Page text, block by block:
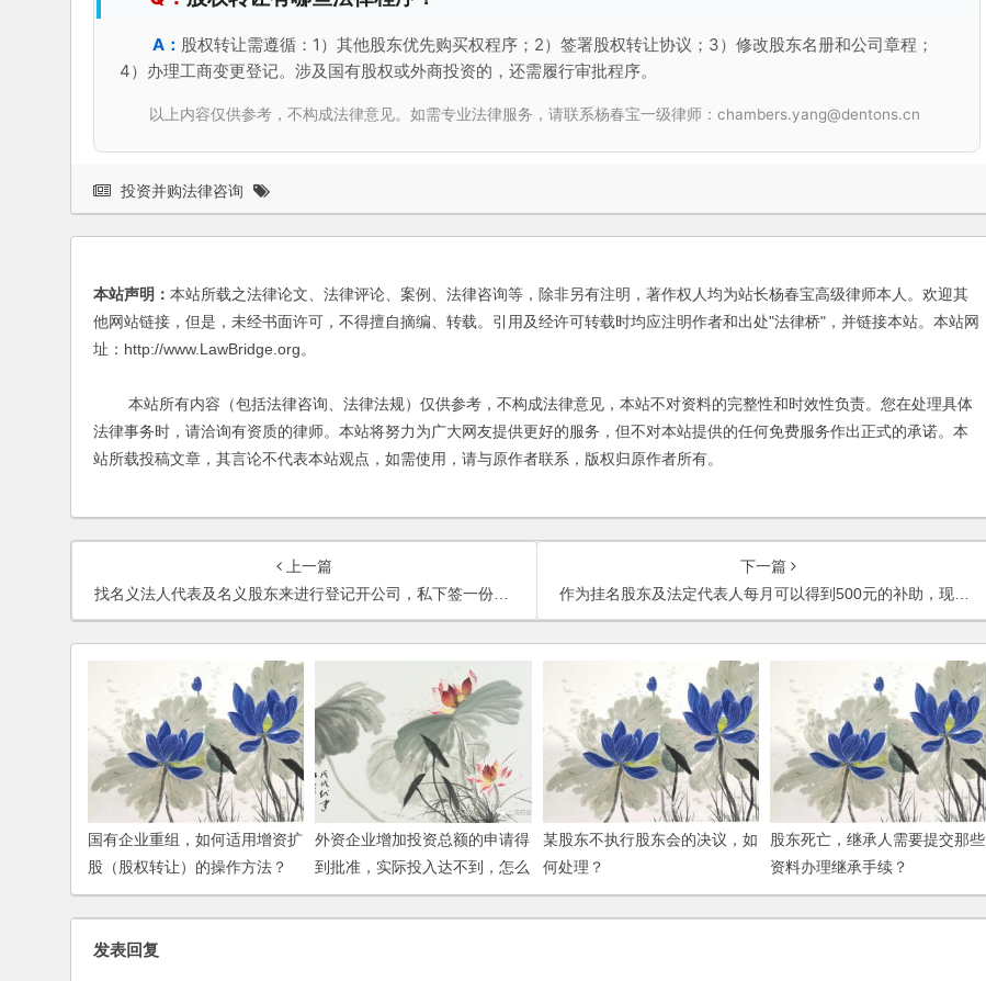
股权转让需遵循：1）其他股东优先购买权程序；2）签署股权转让协议；3）修改股东名册和公司章程；
4）办理工商变更登记。涉及国有股权或外商投资的，还需履行审批程序。
以上内容仅供参考，不构成法律意见。如需专业法律服务，请联系杨春宝一级律师：chambers.yang@dentons.cn
投资并购法律咨询
本站声明： 本站所载之法律论文、法律评论、案例、法律咨询等，除非另有注明，著作权人均为站长杨春宝高级律师本人。欢迎其
他网站链接，但是，未经书面许可，不得擅自摘编、转载。引用及经许可转载时均应注明作者和出处"法律桥"，并链接本站。本站网
址：http://www.LawBridge.org。
本站所有内容（包括法律咨询、法律法规）仅供参考，不构成法律意见，本站不对资料的完整性和时效性负责。您在处理具体
法律事务时，请洽询有资质的律师。本站将努力为广大网友提供更好的服务，但不对本站提供的任何免费服务作出正式的承诺。本
站所载投稿文章，其言论不代表本站观点，如需使用，请与原作者联系，版权归原作者所有。
上一篇
找名义法人代表及名义股东来进行登记开公司，私下签一份出资入股的协议，有保障吗？
下一篇
作为挂名股东及法定代表人每月可以得到500元的补助，现真实出资人想把挂名的身份去掉，挂名股东不愿意，挂名股东如何处理？
国有企业重组，如何适用增资扩
股（股权转让）的操作方法？
外资企业增加投资总额的申请得
到批准，实际投入达不到，怎么
办？
某股东不执行股东会的决议，如
何处理？
股东死亡，继承人需要提交那些
资料办理继承手续？
发表回复